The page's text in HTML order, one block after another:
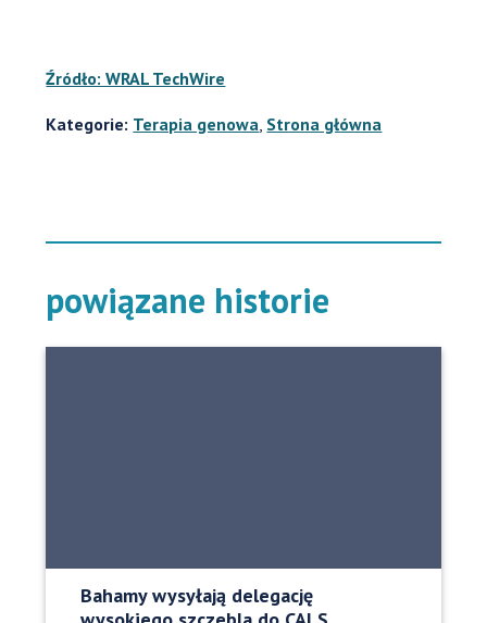
Źródło: WRAL TechWire
Kategorie: Terapia genowa Strona główna
powiązane historie
Bahamy wysyłają delegację